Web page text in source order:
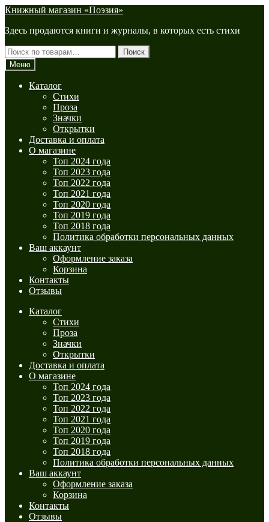
Перейти
навигации
Перейти
содержимому
Книжный магазин «Поэзия»
Здесь продаются книги и журналы, в которых есть стихи
Искать:
Поиск
Меню
Каталог
Стихи
Проза
Значки
Открытки
Доставка и оплата
О магазине
Топ 2024 года
Топ 2023 года
Топ 2022 года
Топ 2021 года
Топ 2020 года
Топ 2019 года
Топ 2018 года
Политика обработки персональных данных
Ваш аккаунт
Оформление заказа
Корзина
Контакты
Отзывы
Каталог
Стихи
Проза
Значки
Открытки
Доставка и оплата
О магазине
Топ 2024 года
Топ 2023 года
Топ 2022 года
Топ 2021 года
Топ 2020 года
Топ 2019 года
Топ 2018 года
Политика обработки персональных данных
Ваш аккаунт
Оформление заказа
Корзина
Контакты
Отзывы